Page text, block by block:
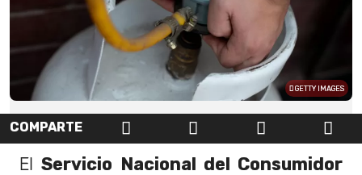
GETTY IMAGES
COMPARTE
ElServicio Nacional del Consumidor